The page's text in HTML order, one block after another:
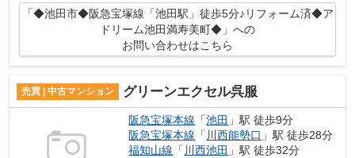
「◆池田市◆阪急宝塚線「池田駅」徒歩5分♪リフォーム済◆ア
ドリーム池田満寿美町◆」への
お問い合わせはこちら
売買 | 中古マンション グリーンエクセル呉服
阪急宝塚本線 「池田 」駅 徒歩9分
阪急宝塚本線 「 川西能勢口 」駅 徒歩28分
福知山線 「 川西池田 」駅 徒歩32分